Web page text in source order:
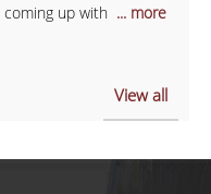
up with ... more
View all